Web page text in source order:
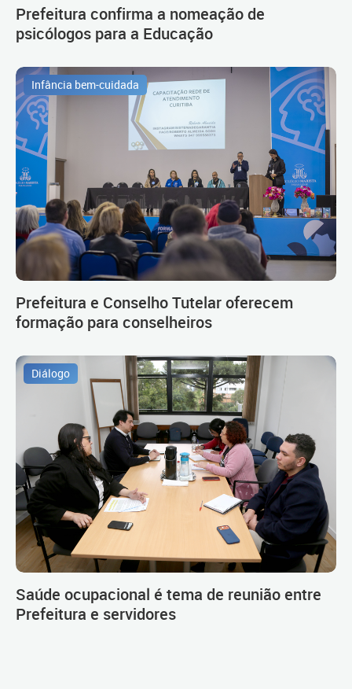
Prefeitura confirma a nomeação de
psicólogos para a Educação
Infância bem-cuidada
Prefeitura e Conselho Tutelar oferecem
formação para conselheiros
Diálogo
Saúde ocupacional é tema de reunião entre
Prefeitura e servidores